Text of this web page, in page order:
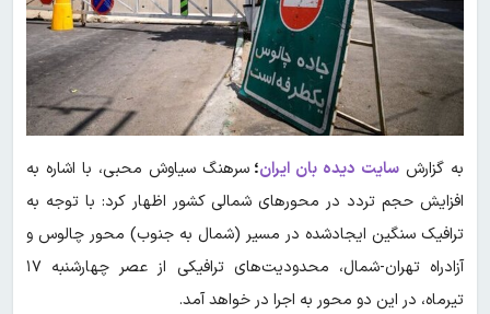
به گزارش سایت دیده بان ایران؛سرهنگ سیاوش محبی، با اشاره به
افزایش حجم تردد در محورهای شمالی کشور اظهار کرد: با توجه به
ترافیک سنگین ایجادشده در مسیر (شمال به جنوب) محور چالوس و
آزادراه تهران-شمال، محدودیت‌های ترافیکی از عصر چهارشنبه ۱۷
تیرماه، در این دو محور به اجرا در خواهد آمد.